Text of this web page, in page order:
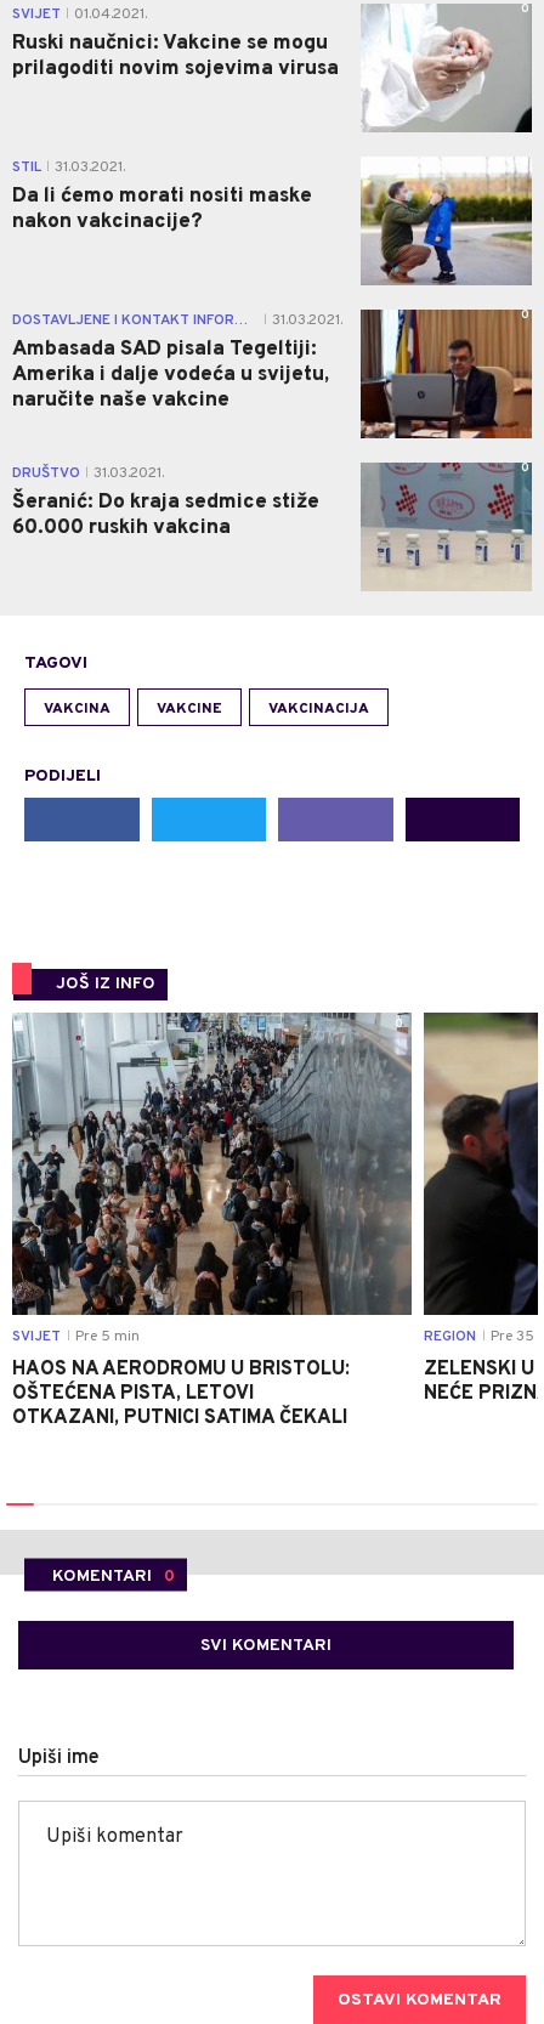
SVIJET 01.04.2021.
Ruski naučnici: Vakcine se mogu
prilagoditi novim sojevima virusa
0
STIL 31.03.2021.
Da li ćemo morati nositi maske
nakon vakcinacije?
0
DOSTAVLJENE I KONTAKT INFORMACIJE PROIZVOĐAČA U SAD 31.03.2021.
Ambasada SAD pisala Tegeltiji:
Amerika i dalje vodeća u svijetu,
naručite naše vakcine
0
DRUŠTVO 31.03.2021.
Šeranić: Do kraja sedmice stiže
60.000 ruskih vakcina
0
TAGOVI
VAKCINA VAKCINE VAKCINACIJA
PODIJELI
JOŠ IZ INFO
0
SVIJET Pre 5 min
HAOS NA AERODROMU U BRISTOLU:
OŠTEĆENA PISTA, LETOVI
OTKAZANI, PUTNICI SATIMA ČEKALI
REGION Pre 35
ZELENSKI U
NEĆE
KOMENTARI 0
SVI KOMENTARI
Upiši ime
OSTAVI KOMENTAR